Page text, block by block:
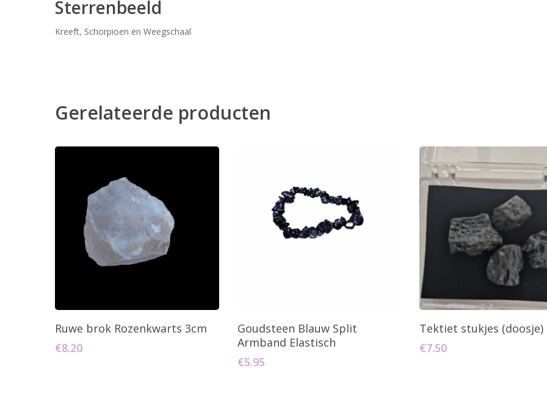
Sterrenbeeld
Kreeft, Schorpioen en Weegschaal
Gerelateerde producten
Toevoegen Aan Winkelwagen
Ruwe brok Rozenkwarts 3cm
€8.20
Toevoegen Aan Winkelwagen
Goudsteen Blauw Split
Armband Elastisch
€5.95
Toevoegen Aan
Tektiet stukjes (doosje)
€7.50